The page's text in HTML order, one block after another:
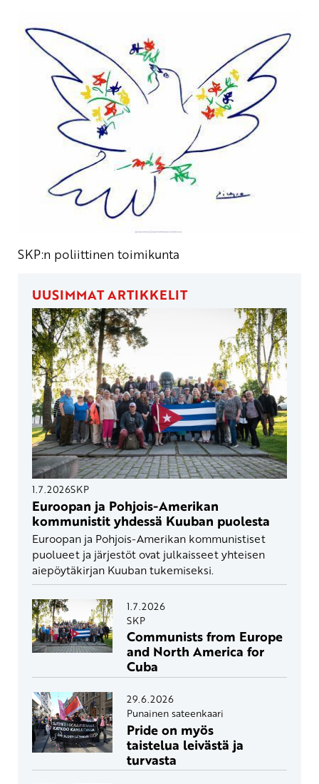
SKP:n poliittinen toimikunta
UUSIMMAT ARTIKKELIT
1.7.2026SKP
Euroopan ja Pohjois-Amerikan
kommunistit yhdessä Kuuban puolesta
Euroopan ja Pohjois-Amerikan kommunistiset
puolueet ja järjestöt ovat julkaisseet yhteisen
aiepöytäkirjan Kuuban tukemiseksi.
1.7.2026
SKP
Communists from Europe
and North America for
Cuba
29.6.2026
Punainen sateenkaari
Pride on myös
taistelua leivästä ja
turvasta